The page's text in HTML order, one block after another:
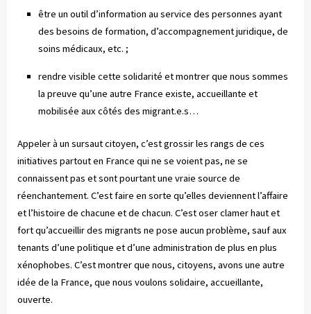
être un outil d’information au service des personnes ayant
des besoins de formation, d’accompagnement juridique, de
soins médicaux, etc. ;
rendre visible cette solidarité et montrer que nous sommes
la preuve qu’une autre France existe, accueillante et
mobilisée aux côtés des migrant.e.s…
Appeler à un sursaut citoyen, c’est grossir les rangs de ces
initiatives partout en France qui ne se voient pas, ne se
connaissent pas et sont pourtant une vraie source de
réenchantement. C’est faire en sorte qu’elles deviennent l’affaire
et l’histoire de chacune et de chacun. C’est oser clamer haut et
fort qu’accueillir des migrants ne pose aucun problème, sauf aux
tenants d’une politique et d’une administration de plus en plus
xénophobes. C’est montrer que nous, citoyens, avons une autre
idée de la France, que nous voulons solidaire, accueillante,
ouverte.